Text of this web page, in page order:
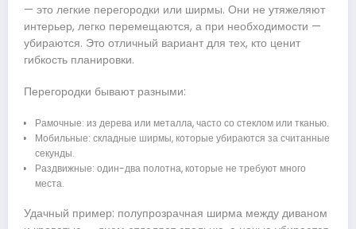
— это легкие перегородки или ширмы. Они не утяжеляют
интерьер, легко перемещаются, а при необходимости —
убираются. Это отличный вариант для тех, кто ценит
гибкость планировки.
Перегородки бывают разными:
Рамочные: из дерева или металла, часто со стеклом или тканью.
Мобильные: складные ширмы, которые убираются за считанные
секунды.
Раздвижные: один-два полотна, которые не требуют много
места.
Удачный пример: полупрозрачная ширма между диваном